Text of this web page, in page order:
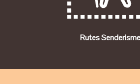
Rutes Senderisme